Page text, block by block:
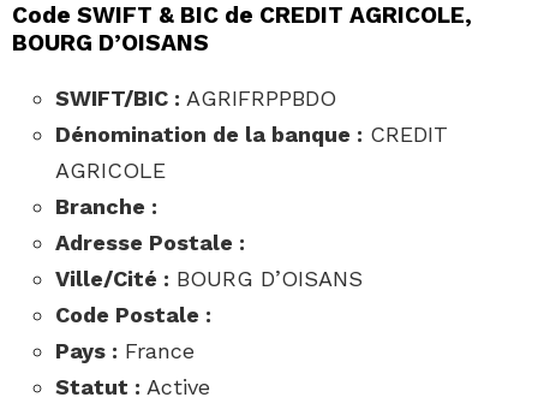
Code SWIFT & BIC de CREDIT AGRICOLE,
BOURG D’OISANS
SWIFT/BIC : AGRIFRPPBDO
Dénomination de la banque : CREDIT
AGRICOLE
Branche :
Adresse Postale :
Ville/Cité : BOURG D’OISANS
Code Postale :
Pays : France
Statut : Active